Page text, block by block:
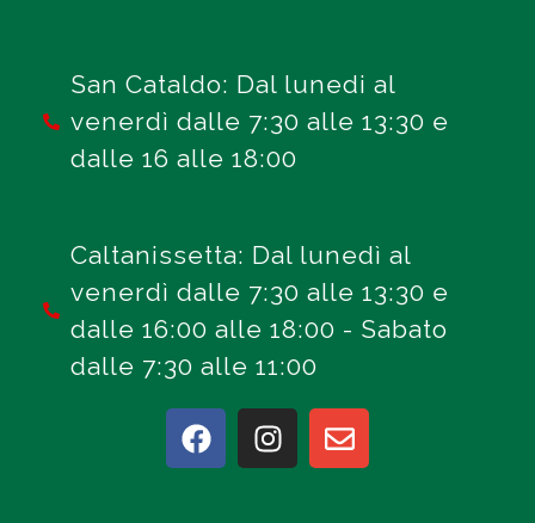
San Cataldo: Dal lunedi al
venerdì dalle 7:30 alle 13:30 e
dalle 16 alle 18:00
Caltanissetta: Dal lunedì al
venerdì dalle 7:30 alle 13:30 e
dalle 16:00 alle 18:00 - Sabato
dalle 7:30 alle 11:00